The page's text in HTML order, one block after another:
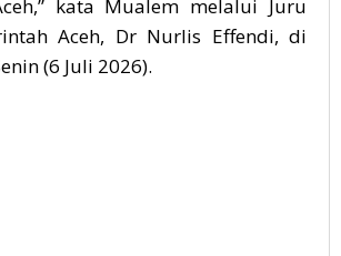
kata Mualem melalui Juru
Aceh, Dr Nurlis Effendi, di
(6 Juli 2026).